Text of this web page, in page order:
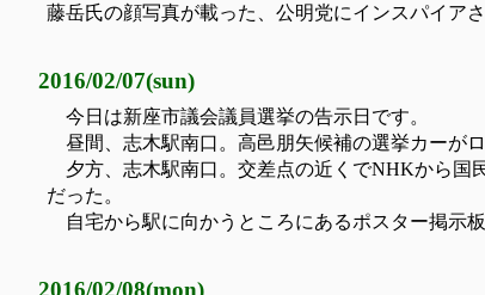
藤岳氏の顔写真が載った、公明党にインスパイア
2016/02/07(sun)
今日は新座市議会議員選挙の告示日です。
昼間、志木駅南口。高邑朋矢候補の選挙カーが
夕方、志木駅南口。交差点の近くでNHKから国
だった。
自宅から駅に向かうところにあるポスター掲示
2016/02/08(mon)